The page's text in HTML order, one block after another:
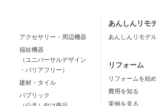
アクセサリー・周辺機器
福祉機器
（ユニバーサルデザイン
・バリアフリー）
建材・タイル
パブリック
あんしんリモ
あんしんリモデ
リフォーム
リフォームを始
費用を知る
実例を見る